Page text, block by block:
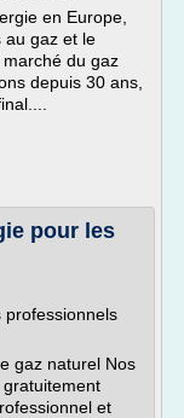
en Europe,
au gaz et le
du gaz
depuis 30 ans,
pour les
professionnels
gaz naturel Nos
et